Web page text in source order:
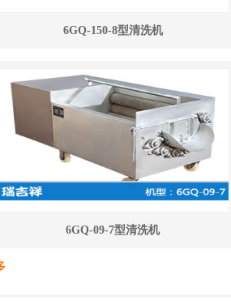
6GQ-150-8型清洗机
6GQ-09-7型清洗机